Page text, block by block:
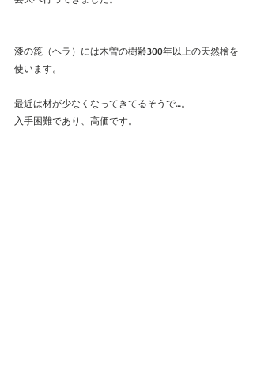
漆の箆（ヘラ）には木曽の樹齢300年以上の天然檜を
使います。
最近は材が少なくなってきてるそうで…。
入手困難であり、高価です。